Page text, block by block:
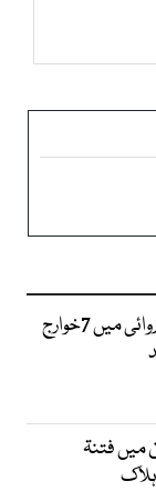
ہنگو؛ سیکیورٹی فورسز کی کارروائی میں 7خوارج
میں فتنۃ